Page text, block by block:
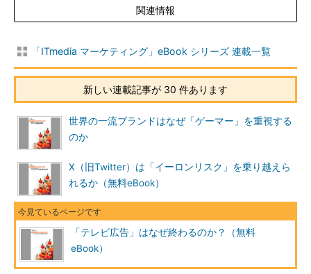
関連情報
「ITmedia マーケティング」eBook シリーズ 連載一覧
新しい連載記事が 30 件あります
世界の一流ブランドはなぜ「ゲーマー」を重視する
のか
X（旧Twitter）は「イーロンリスク」を乗り越えら
れるか（無料eBook）
「テレビ広告」はなぜ終わるのか？（無料
eBook）